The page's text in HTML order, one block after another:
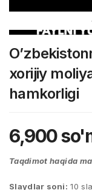
xorijiy
hamkorligi
6,900
Taqdimot haqida
Slaydlar soni: 10